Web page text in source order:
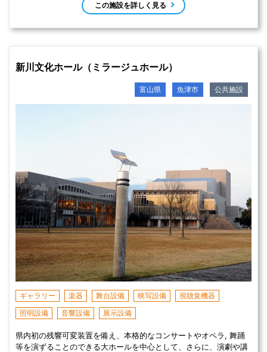
この施設を詳しく見る
新川文化ホール（ミラージュホール）
富山県 魚津市 公共施設
ギャラリー 楽器 舞台設備 映写設備
視聴覚機器
照明設備
音響設備 展示設備
県内初の残響可変装置を備え、本格的なコンサートやオペラ, 舞踊
等を演ずることのできる大ホールを中心として、さらに、演劇や講